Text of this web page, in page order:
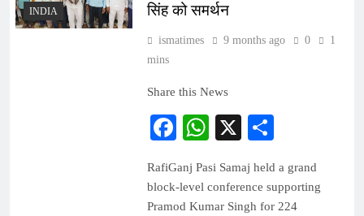
INDIA
सिंह को समर्थन
ismatimes 9 months ago 0
1
mins
Share this News
Facebook
WhatsApp
X
RafiGanj Pasi Samaj held a grand
block-level conference supporting
Pramod Kumar Singh for 224